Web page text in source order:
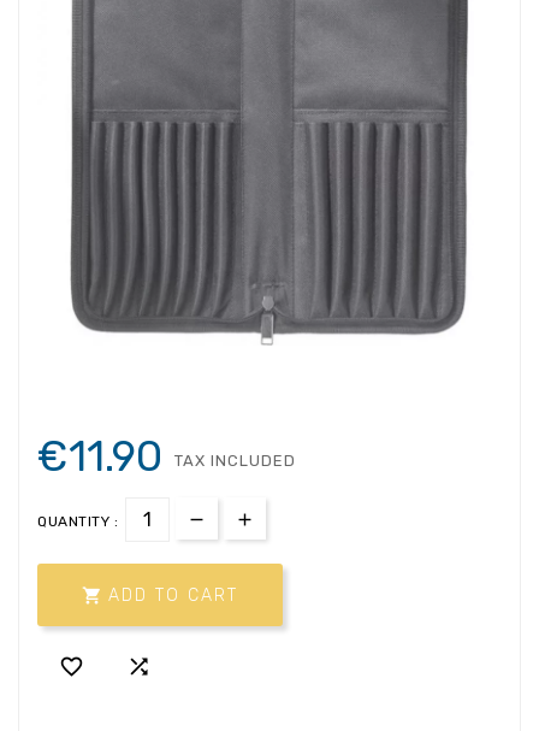
€11.90 TAX INCLUDED
QUANTITY :
 ADD TO CART
 